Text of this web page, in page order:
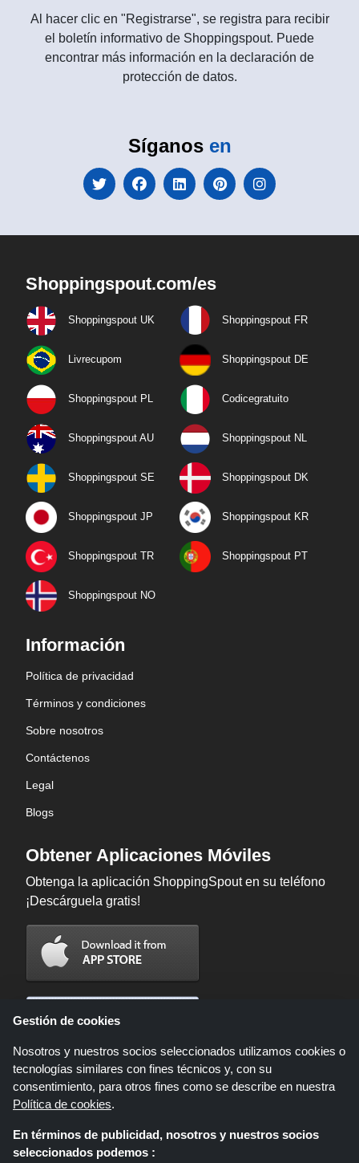
Al hacer clic en "Registrarse", se registra para recibir
el boletín informativo de Shoppingspout. Puede
encontrar más información en la declaración de
protección de datos.
Síganos en
Shoppingspout.com/es
Shoppingspout UK Shoppingspout FR
Livrecupom Shoppingspout DE
Shoppingspout PL Codicegratuito
Shoppingspout AU Shoppingspout NL
Shoppingspout SE Shoppingspout DK
Shoppingspout JP Shoppingspout KR
Shoppingspout TR Shoppingspout PT
Shoppingspout NO
Información
Política de privacidad
Términos y condiciones
Sobre nosotros
Contáctenos
Legal
Blogs
Obtener Aplicaciones Móviles
Obtenga la aplicación ShoppingSpout en su teléfono
¡Descárguela gratis!
Shoppingspout.com/es es un sitio web que presenta ofertas, descuentos y
Gestión de cookies
Nosotros y nuestros socios seleccionados utilizamos cookies o
tecnologías similares con fines técnicos y, con su
consentimiento, para otros fines como se describe en nuestra
Política de cookies.
En términos de publicidad, nosotros y nuestros socios
seleccionados podemos :